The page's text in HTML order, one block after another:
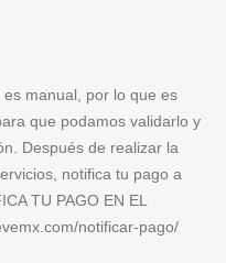
manual, por lo que es
que podamos validarlo y
Después de realizar la
notifica tu pago a
TU PAGO EN EL
notificar-pago/